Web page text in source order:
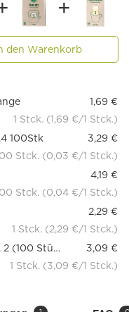
den Warenkorb
1,69 €
1 Stck. (1,69 €/1 Stck.)
100Stk
3,29 €
Stck. (0,03 €/1 Stck.)
4,19 €
Stck. (0,04 €/1 Stck.)
2,29 €
1 Stck. (2,29 €/1 Stck.)
Lebensbaum Papier-Teefilter Gr. 2 (100 Stück)
3,09 €
1 Stck. (3,09 €/1 Stck.)